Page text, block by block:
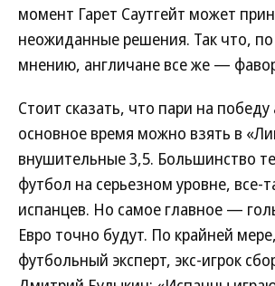
момент Гарет Саутгейт может
неожиданные решения. Так что,
мнению, англичане все же —
Стоит сказать, что пари на победу
основное время можно взять в
внушительные 3,5. Большинство
футбол на серьезном уровне, все-
испанцев. Но самое главное —
Евро точно будут. По крайней
футбольный эксперт, экс-игрок